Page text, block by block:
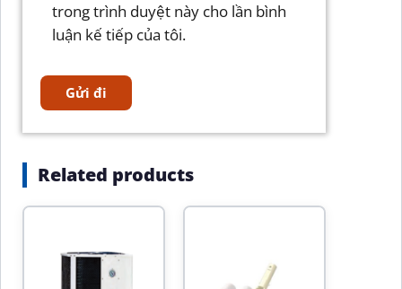
trong trình duyệt này cho lần bình
luận kế tiếp của tôi.
Related products